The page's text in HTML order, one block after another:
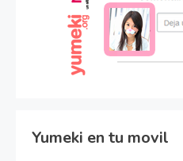
Yumeki en tu movil